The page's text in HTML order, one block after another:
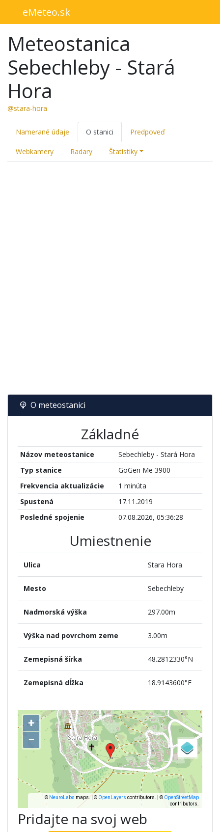
eMeteo.sk
Meteostanica
Sebechleby - Stará
Hora
@stara-hora
Namerané údaje O stanici Predpoveď
Webkamery Radary Štatistiky
O meteostanici
Základné
Názov meteostanice
Sebechleby - Stará Hora
Typ stanice
GoGen Me 3900
Frekvencia aktualizácie
1 minúta
Spustená
17.11.2019
Posledné spojenie
07.08.2026, 05:36:28
Umiestnenie
Ulica Stara Hora
Mesto Sebechleby
Nadmorská výška 297.00m
Výška nad povrchom zeme 3.00m
Zemepisná šírka 48.2812330°N
Zemepisná dĺžka 18.9143600°E
Pridajte na svoj web